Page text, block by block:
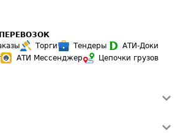
Торги Тендеры
АТИ-Доки
АТИ Мессенджер
Цепочки грузов